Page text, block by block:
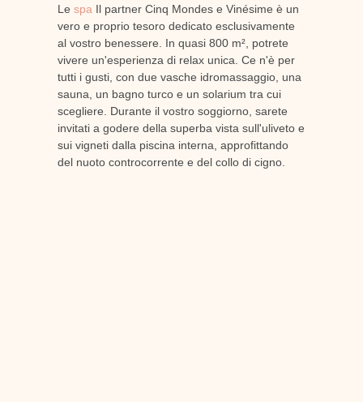
Le spa Il partner Cinq Mondes e Vinésime è un
vero e proprio tesoro dedicato esclusivamente
al vostro benessere. In quasi 800 m², potrete
vivere un'esperienza di relax unica. Ce n'è per
tutti i gusti, con due vasche idromassaggio, una
sauna, un bagno turco e un solarium tra cui
scegliere. Durante il vostro soggiorno, sarete
invitati a godere della superba vista sull'uliveto e
sui vigneti dalla piscina interna, approfittando
del nuoto controcorrente e del collo di cigno.